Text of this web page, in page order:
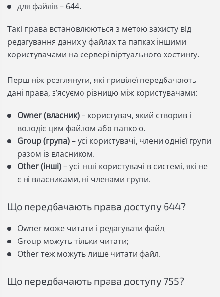
для файлів – 644.
Такі права встановлюються з метою захисту від
редагування даних у файлах та папках іншими
користувачами на сервері віртуального хостингу.
Перш ніж розглянути, які привілеї передбачають
дані права, зʼясуємо різницю між користувачами:
Owner (власник)– користувач, який створив і
володіє цим файлом або папкою.
Group (група)– усі користувачі, члени однієї групи
разом із власником.
Other (інші)– усі інші користувачі в системі, які не
є ні власниками, ні членами групи.
Що передбачають права доступу 644?
Owner може читати і редагувати файл;
Group можуть тільки читати;
Other теж можуть лише читати файл.
Що передбачають права доступу 755?